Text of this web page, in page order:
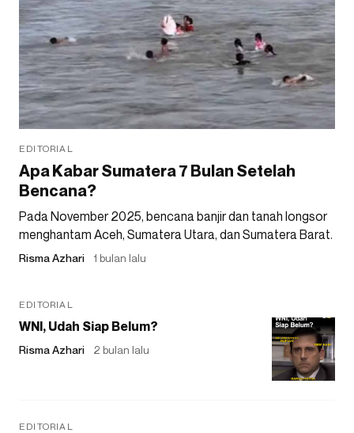
EDITORIAL
Apa Kabar Sumatera 7 Bulan Setelah
Bencana?
Pada November 2025, bencana banjir dan tanah longsor
menghantam Aceh, Sumatera Utara, dan Sumatera Barat.
Risma Azhari 1 bulan lalu
EDITORIAL
WNI, Udah Siap Belum?
Risma Azhari 2 bulan lalu
EDITORIAL